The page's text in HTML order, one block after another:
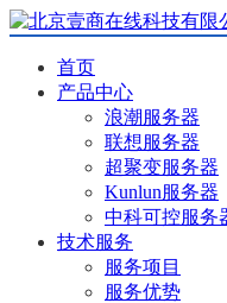
首页
产品中心
浪潮服务器
联想服务器
超聚变服务器
Kunlun服务器
中科可控服务
技术服务
服务项目
服务优势